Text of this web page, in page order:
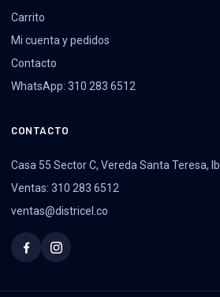
Carrito
Mi cuenta y pedidos
Contacto
WhatsApp: 310 283 6512
CONTACTO
Casa 55 Sector C, Vereda Santa Teresa,
Ventas: 310 283 6512
ventas@districel.co